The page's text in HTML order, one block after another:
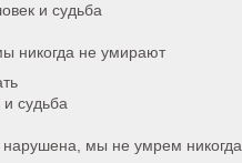
и судьба
никогда не умирают
судьба
мы не умрем никогда